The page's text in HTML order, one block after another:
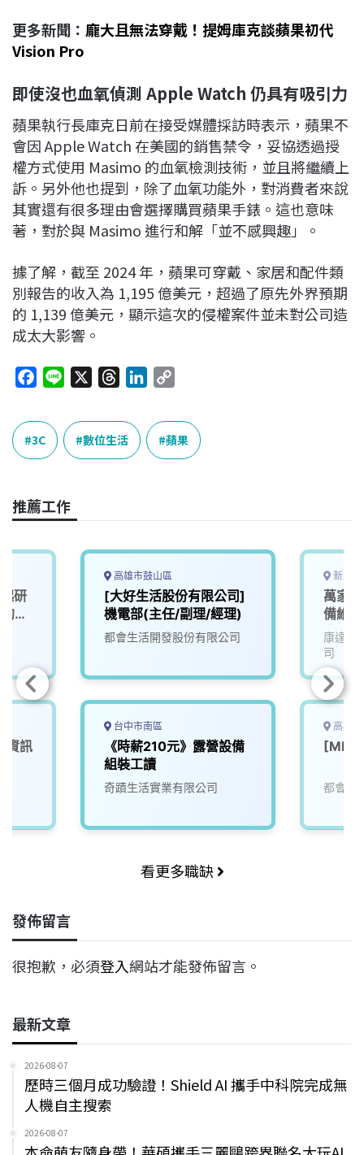
更多新聞： 龐大且無法穿戴！提姆庫克談蘋果初代
Vision Pro
即使沒也血氧偵測 Apple Watch 仍具有吸引力
蘋果執行長庫克日前在接受媒體採訪時表示，蘋果不
會因 Apple Watch 在美國的銷售禁令，妥協透過授
權方式使用 Masimo 的血氧檢測技術，並且將繼續上
訴。另外他也提到，除了血氧功能外，對消費者來說
其實還有很多理由會選擇購買蘋果手錶。這也意味
著，對於與 Masimo 進行和解「並不感興趣」。
據了解，截至 2024 年，蘋果可穿戴、家居和配件類
別報告的收入為 1,195 億美元，超過了原先外界預期
的 1,139 億美元，顯示這次的侵權案件並未對公司造
成太大影響。
c
e
b
o
k
e
r
e
a
k
e
n
p
y
L
k
3C 數位生活 蘋果
推薦工作
研
未
資訊
高雄市鼓山區
[大好生活股份有限公司]
機電部(主任/副理/經理)
都會生活開發股份有限公司
台中市南區
《時薪210元》露營設備
組裝工讀
奇蹟生活實業有限公司
新北
萬家
備維
北
康達盛
司
高雄
[MLD
都會生
看更多職缺
發佈留言
很抱歉，必須登入網站才能發佈留言。
最新文章
2026-08-07
歷時三個月成功驗證！Shield AI 攜手中科院完成無
人機自主搜索
2026-08-07